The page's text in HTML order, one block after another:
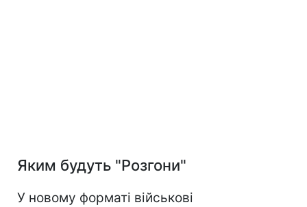
Яким будуть "Розгони"
У новому форматі військові